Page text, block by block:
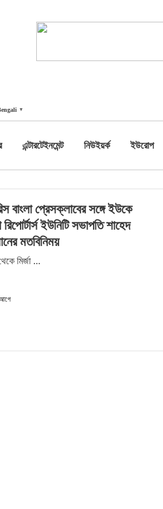
▼
এন্টারটেইনমেন্ট নিউইয়র্ক ইউরোপ
বাংলা প্রেসক্লাবের সঙ্গে ইউকে
রিপোর্টার্স ইউনিটি সভাপতি শাহেদ
মতবিনিময়
মির্জা ...
আগে